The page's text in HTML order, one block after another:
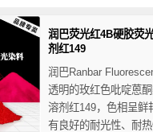
润巴荧光红4B硬胶荧
剂红149
润巴Ranbar
透明的玫红色吡啶蒽酮
溶剂红149，色相呈鲜
有良好的耐光性、耐热